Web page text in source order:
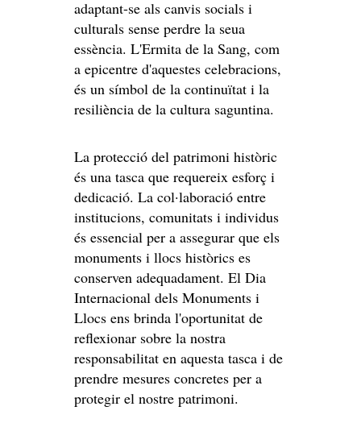
adaptant-se als canvis socials i
culturals sense perdre la seua
essència. L'Ermita de la Sang, com
a epicentre d'aquestes celebracions,
és un símbol de la continuïtat i la
resiliència de la cultura saguntina.
La protecció del patrimoni històric
és una tasca que requereix esforç i
dedicació. La col·laboració entre
institucions, comunitats i individus
és essencial per a assegurar que els
monuments i llocs històrics es
conserven adequadament. El Dia
Internacional dels Monuments i
Llocs ens brinda l'oportunitat de
reflexionar sobre la nostra
responsabilitat en aquesta tasca i de
prendre mesures concretes per a
protegir el nostre patrimoni.